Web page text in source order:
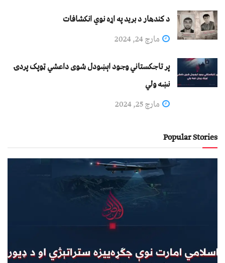
د کندهار د برید په اړه نوي انکشافات
مارچ 24, 2024
پر تاجکستاني وجود اېښودل شوی داعشي ټوپک پردۍ
نښه ولي
مارچ 25, 2024
Popular Stories